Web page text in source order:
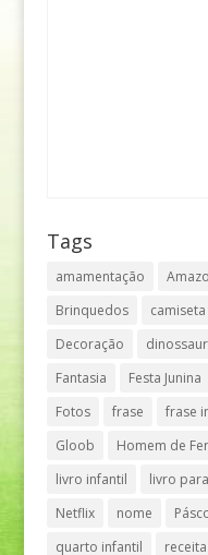
Tags
amamentação
Brinquedos
camiseta
Decoração
Fantasia
Festa Junina
Fotos
frase frase
Gloob
Homem de
livro infantil
livro
Netflix
nome
quarto infantil
receita